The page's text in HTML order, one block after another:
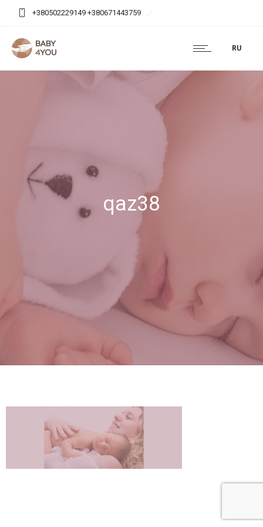
+380502229149 +380671443759
baby4you.agency@gmail.com
RU
qaz38